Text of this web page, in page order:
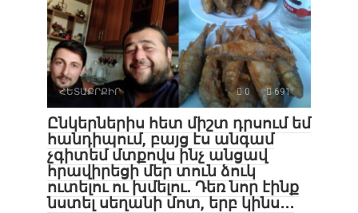
ՀԵՏԱՔՐՔԻՐ 0 691
Ընկերներիս հետ միշտ դրսում եմ
հանդիպում, բայց էս անգամ
չգիտեմ մտքովս ինչ անցավ
հրավիրեցի մեր տուն ձուկ
ուտելու ու խմելու․ Դեռ նոր էինք
նստել սեղանի մոտ, երբ կինս․․․